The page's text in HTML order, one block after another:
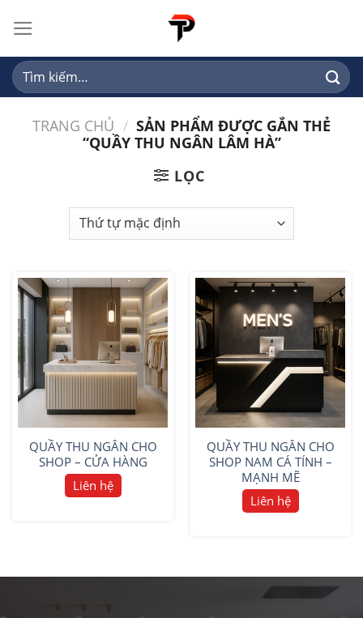
content
Tìm
kiếm:
TRANG CHỦ / SẢN PHẨM ĐƯỢC GẮN THẺ
“QUẦY THU NGÂN LÂM HÀ”
LỌC
QUẦY THU NGÂN CHO
SHOP – CỬA HÀNG
Liên hệ
QUẦY THU NGÂN CHO
SHOP NAM CÁ TÍNH –
MẠNH MẼ
Liên hệ